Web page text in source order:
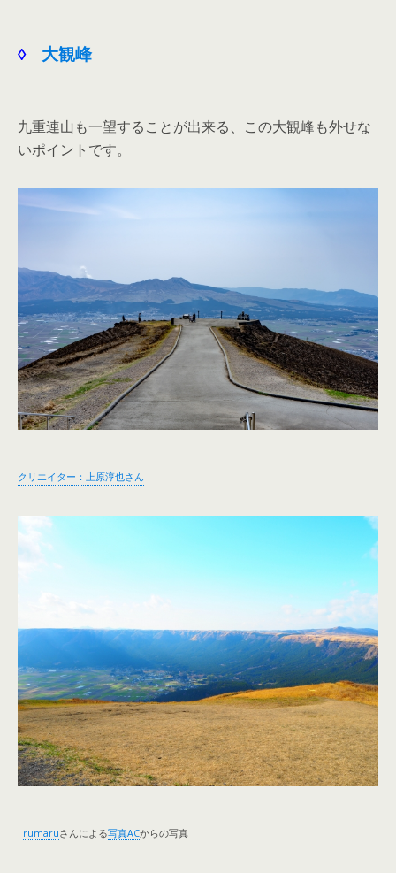
◊ 大観峰
九重連山も一望することが出来る、この大観峰も外せな
いポイントです。
クリエイター：上原淳也さん
rumaruさんによる写真ACからの写真